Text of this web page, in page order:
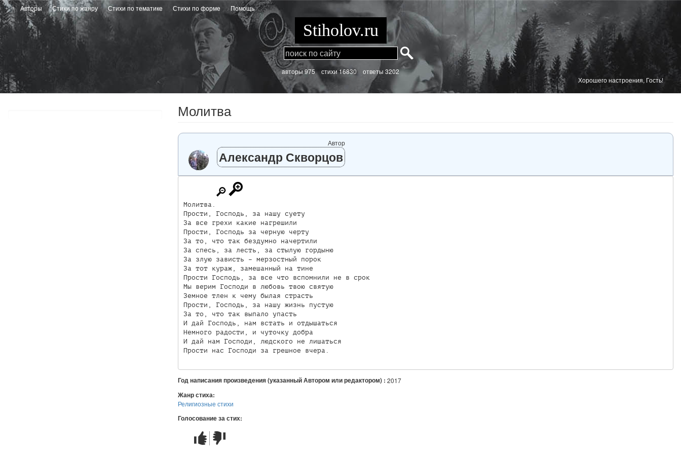
Перейти
к
основному
содержанию
Авторы Стихи по жанру Стихи по тематике Стихи по форме Помощь
Stiholov.ru
aвторы 975 стихи16830 ответы 3202
Хорошего настроения, Гость!
Молитва
Автор
Александр Скворцов
Молитва.
Прости, Господь, за нашу суету
За все грехи какие нагрешили
Прости, Господь за черную черту
За то, что так бездумно начертили
За спесь, за лесть, за стылую гордыню
За злую зависть – мерзостный порок
За тот кураж, замешанный на тине
Прости Господь, за все что вспомнили не в срок
Мы верим Господи в любовь твою святую
Земное тлен к чему былая страсть
Прости, Господь, за нашу жизнь пустую
За то, что так выпало упасть
И дай Господь, нам встать и отдышаться
Немного радости, и чуточку добра
И дай нам Господи, людского не лишаться
Год написания произведения (указанный Автором или редактором) : 2017
Жанр стиха:
Религиозные стихи
Голосование за стих:
Стих
понравился
Стих
не